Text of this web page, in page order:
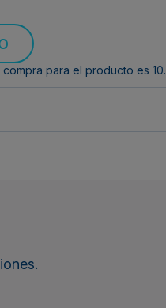
para el producto es 10.